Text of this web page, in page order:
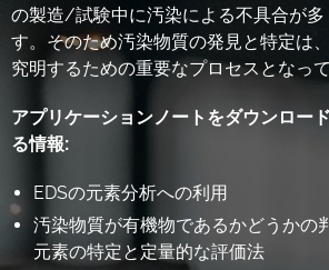
の製造/試験中に汚染による不具合が多
す。そのため汚染物質の発見と特定は
究明するための重要なプロセスとなって
アプリケーションノートをダウンロー
る情報:
EDSの元素分析への利用
汚染物質が有機物であるかどうかの
元素の特定と定量的な評価法